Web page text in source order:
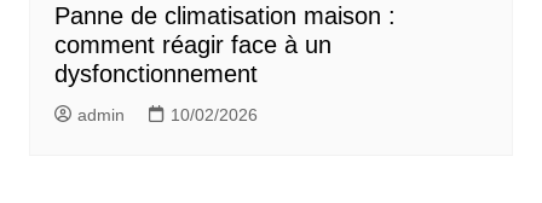
Panne de climatisation maison :
comment réagir face à un
dysfonctionnement
admin 10/02/2026